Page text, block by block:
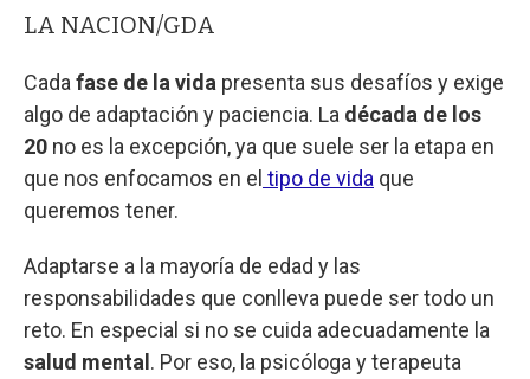
LA NACION/GDA
Cada fase de la vida presenta sus desafíos y exige
algo de adaptación y paciencia. La década de los
20 no es la excepción, ya que suele ser la etapa en
que nos enfocamos en el tipo de vida que
queremos tener.
Adaptarse a la mayoría de edad y las
responsabilidades que conlleva puede ser todo un
reto. En especial si no se cuida adecuadamente la
salud mental . Por eso, la psicóloga y terapeuta